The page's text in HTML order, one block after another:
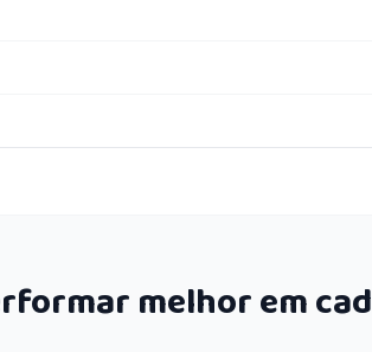
melhor em